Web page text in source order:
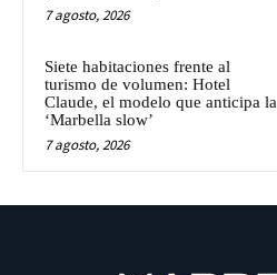
7 agosto, 2026
Siete habitaciones frente al
turismo de volumen: Hotel
Claude, el modelo que anticipa la
‘Marbella slow’
7 agosto, 2026